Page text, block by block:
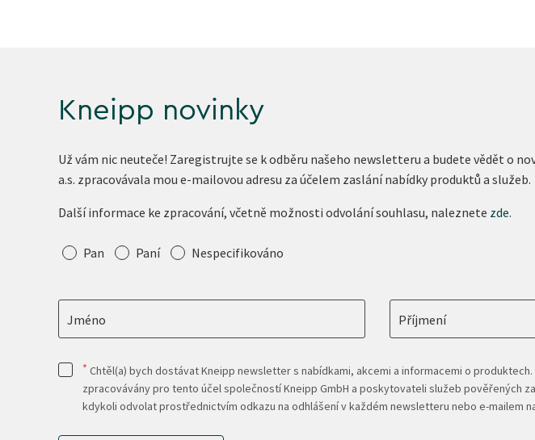
Kneipp novinky
Už vám nic neuteče! Zaregistrujte se k odběru našeho newsletteru a budete vědět o
a.s. zpracovávala mou e-mailovou adresu za účelem zaslání nabídky produktů a služeb.
Další informace ke zpracování, včetně možnosti odvolání souhlasu, naleznete zde.
Oslovení
Pan Paní Nespecifikováno
Jméno Příjmení
* Chtěl(a) bych dostávat Kneipp newsletter s nabídkami, akcemi a informacemi o
zpracovávány pro tento účel společností Kneipp GmbH a poskytovateli služeb pověřených
kdykoli odvolat prostřednictvím odkazu na odhlášení v každém newsletteru nebo e-mailem